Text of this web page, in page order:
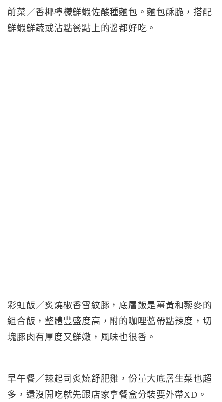
前菜／香椰檸檬鮮蝦佐酸種麵包。麵包酥脆，搭配
鮮蝦鮮蔬或沾點餐點上的醬都好吃。
彩虹飯／炙燒椒香雪紋豚，底層飯是薑黃和藜麥的
組合飯，整體豐盛度高，附的咖哩醬帶點辣度，切
塊豚肉有厚度又鮮嫩，風味也很香。
早午餐／辣起司炙燒舒肥雞，份量大底層生菜也超
多，還沒開吃就先跟店家拿餐盒分裝要外帶XD。